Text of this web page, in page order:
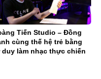
Tiến Studio – Đồng
cùng thế hệ trẻ bằng
làm nhạc thực chiến